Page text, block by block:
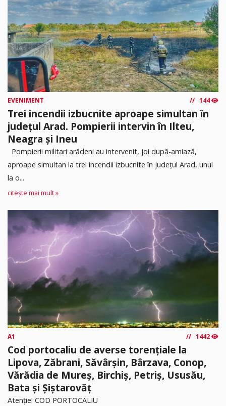
EVENIMENT 144
Trei incendii izbucnite aproape simultan în
județul Arad. Pompierii intervin în Ilteu,
Neagra și Ineu
Pompierii militari arădeni au intervenit, joi după-amiază,
aproape simultan la trei incendii izbucnite în județul Arad, unul
la o...
citește mai mult »
A1 1442
Cod portocaliu de averse torențiale la
Lipova, Zăbrani, Săvârșin, Bârzava, Conop,
Vărădia de Mureș, Birchiș, Petriș, Ususău,
Bata și Șiștarovăț
Atenție! COD PORTOCALIU